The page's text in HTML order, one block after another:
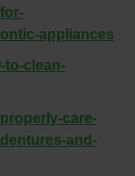
appliances
to-clean-
care-
and-